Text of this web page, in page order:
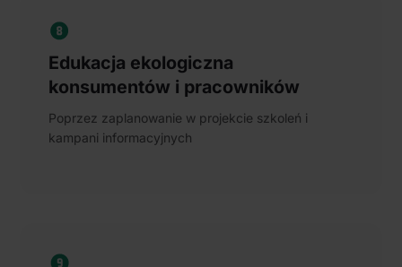
Edukacja ekologiczna
konsumentów i pracowników
Poprzez zaplanowanie w projekcie szkoleń i
kampani informacyjnych